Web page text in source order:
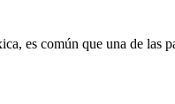
es común que una de las